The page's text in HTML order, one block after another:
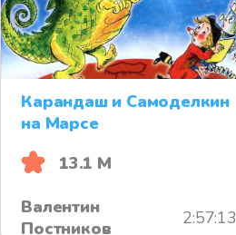
Карандаш и Самоделкин
на Марсе
13.1 М
Валентин
Постников
2:57:13